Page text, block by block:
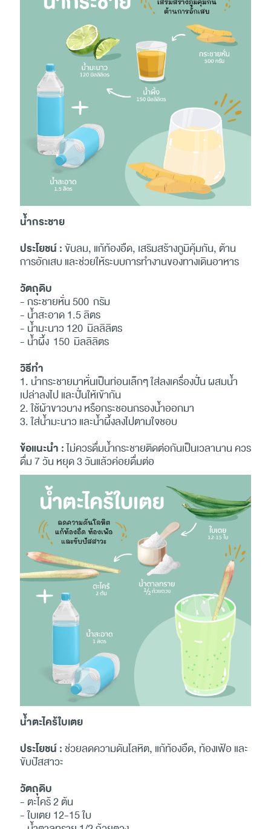
น้ำกระชาย
ประโยชน์ :ขับลม, แก้ท้องอืด, เสริมสร้างภูมิคุ้มกัน, ต้าน
การอักเสบ และช่วยให้ระบบการทำงานของทางเดินอาหาร
วัตถุดิบ
- กระชายหั่น 500 กรัม
- น้ำสะอาด 1.5 ลิตร
- น้ำมะนาว 120 มิลลิลิตร
- น้ำผึ้ง 150 มิลลิลิตร
วิธีทำ
1. นำกระชายมาหั่นเป็นท่อนเล็กๆ ใส่ลงเครื่องปั่น ผสมน้ำ
เปล่าลงไป และปั่นให้เข้ากัน
2. ใช้ผ้าขาวบาง หรือกระชอนกรองน้ำออกมา
3. ใส่น้ำมะนาว และน้ำผึ้งลงไปตามใจชอบ
ข้อแนะนำ :ไม่ควรดื่มน้ำกระชายติดต่อกันเป็นเวลานาน ควร
ดื่ม 7 วัน หยุด 3 วันแล้วค่อยดื่มต่อ
น้ำตะไคร้ใบเตย
ประโยชน์ :ช่วยลดความดันโลหิต, แก้ท้องอืด, ท้องเฟ้อ และ
ขับปัสสาวะ
วัตถุดิบ
- ตะไคร้ 2 ต้น
- ใบเตย 12-15 ใบ